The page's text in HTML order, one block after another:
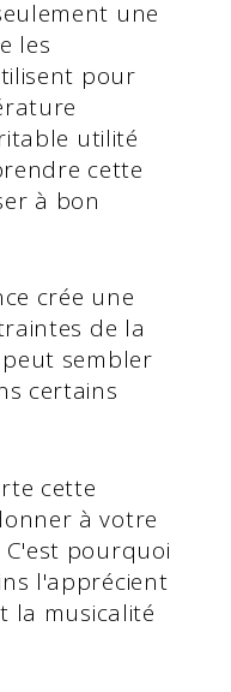
une
les
pour
utilité
cette
à bon
crée une
de la
sembler
certains
cette
à votre
pourquoi
l'apprécient
la musicalité